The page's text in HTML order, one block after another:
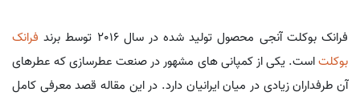
فرانک بوکلت آنجی محصول تولید شده در سال 2016 توسط برند
فرانک
بوکلتاست. یکی از کمپانی های مشهور در صنعت عطرسازی که عطرهای
آن طرفداران زیادی در میان ایرانیان دارد. در این مقاله قصد معرفی کامل